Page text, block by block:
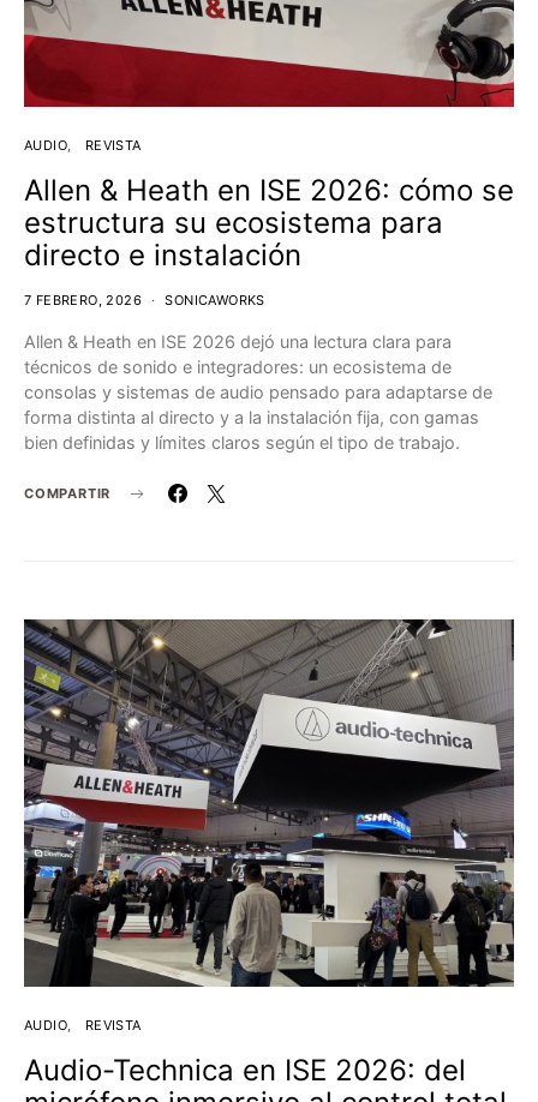
AUDIO REVISTA
Allen & Heath en ISE 2026: cómo se
estructura su ecosistema para
directo e instalación
7 FEBRERO, 2026 SONICAWORKS
Allen & Heath en ISE 2026 dejó una lectura clara para
técnicos de sonido e integradores: un ecosistema de
consolas y sistemas de audio pensado para adaptarse de
forma distinta al directo y a la instalación fija, con gamas
bien definidas y límites claros según el tipo de trabajo.
COMPARTIR
AUDIO REVISTA
Audio-Technica en ISE 2026: del